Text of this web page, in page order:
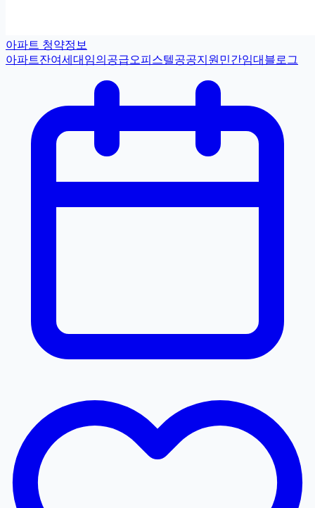
아파트 청약정보
아파트잔여세대 임의공급오피스텔공공지원민간임대 블로그